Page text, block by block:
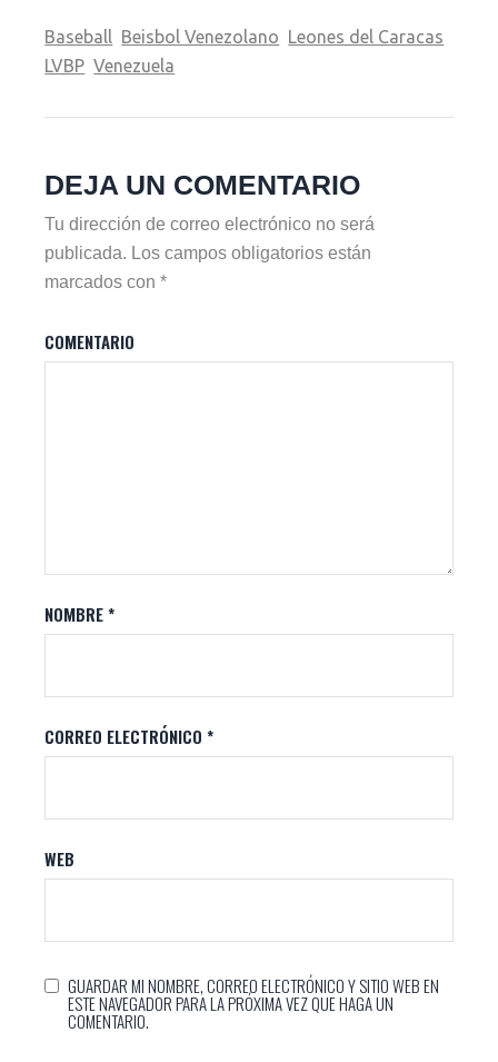
Baseball Beisbol Venezolano Leones del Caracas
LVBP Venezuela
DEJA UN COMENTARIO
Tu dirección de correo electrónico no será
publicada. Los campos obligatorios están
marcados con*
COMENTARIO
NOMBRE*
CORREO ELECTRÓNICO*
WEB
GUARDAR MI NOMBRE, CORREO ELECTRÓNICO Y SITIO WEB EN
ESTE NAVEGADOR PARA LA PRÓXIMA VEZ QUE HAGA UN
COMENTARIO.